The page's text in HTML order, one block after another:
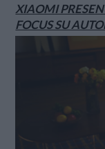
XIAOMI
FOCUS SU